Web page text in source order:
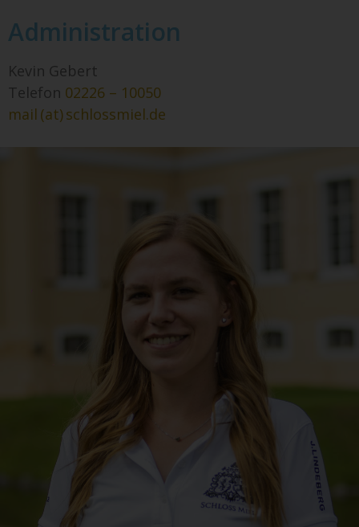
Administration
Kevin Gebert
Telefon 02226 – 10050
mail (at) schlossmiel.de